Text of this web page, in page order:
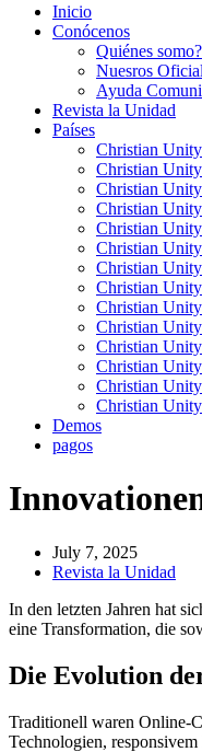
Inicio
Conócenos
Quiénes somo?
Nuesros
Ayuda
Revista la Unidad
Países
Christian
Christian
Christian
Christian
Christian
Christian
Christian
Christian
Christian
Christian
Christian
Christian
Christian
Christian
Demos
pagos
July 7, 2025
Revista la Unidad
In den letzten Jahren hat
eine Transformation, die
Die Evolution
Traditionell waren Online-
Technologien,